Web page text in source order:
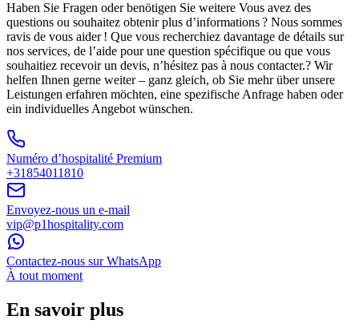
Haben Sie Fragen oder benötigen Sie weitere Vous avez des
questions ou souhaitez obtenir plus d’informations ? Nous sommes
ravis de vous aider ! Que vous recherchiez davantage de détails sur
nos services, de l’aide pour une question spécifique ou que vous
souhaitiez recevoir un devis, n’hésitez pas à nous contacter.? Wir
helfen Ihnen gerne weiter – ganz gleich, ob Sie mehr über unsere
Leistungen erfahren möchten, eine spezifische Anfrage haben oder
ein individuelles Angebot wünschen.
Numéro d’hospitalité Premium
+31854011810
Envoyez-nous un e-mail
vip@p1hospitality.com
Contactez-nous sur WhatsApp
À tout moment
En savoir plus